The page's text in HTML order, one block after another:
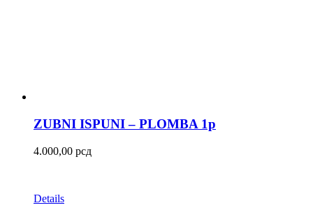
ZUBNI ISPUNI – PLOMBA 1p
4.000,00 рсд
Details